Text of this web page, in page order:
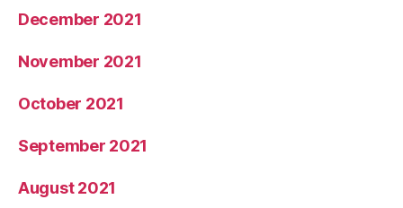
December 2021
November 2021
October 2021
September 2021
August 2021